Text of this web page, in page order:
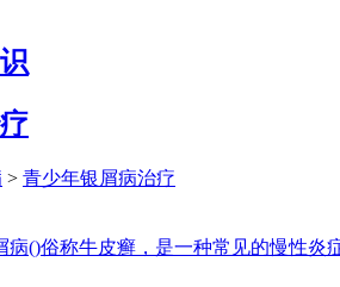
> 青少年银屑病治疗
病()俗称牛皮癣，是一种常见的慢性炎